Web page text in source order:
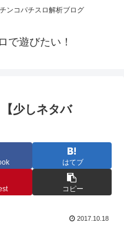
ンコパチスロ解析ブログ
で遊びたい！
少しネタバ
はてブ
コピー
2017.10.18